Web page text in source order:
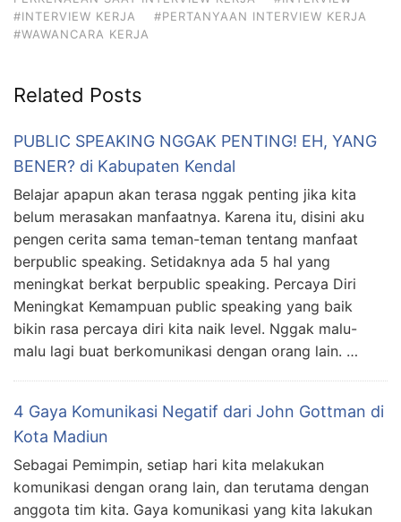
#INTERVIEW KERJA
#PERTANYAAN INTERVIEW KERJA
#WAWANCARA KERJA
Related Posts
PUBLIC SPEAKING NGGAK PENTING! EH, YANG
BENER? di Kabupaten Kendal
Belajar apapun akan terasa nggak penting jika kita
belum merasakan manfaatnya. Karena itu, disini aku
pengen cerita sama teman-teman tentang manfaat
berpublic speaking. Setidaknya ada 5 hal yang
meningkat berkat berpublic speaking. Percaya Diri
Meningkat Kemampuan public speaking yang baik
bikin rasa percaya diri kita naik level. Nggak malu-
malu lagi buat berkomunikasi dengan orang lain. …
4 Gaya Komunikasi Negatif dari John Gottman di
Kota Madiun
Sebagai Pemimpin, setiap hari kita melakukan
komunikasi dengan orang lain, dan terutama dengan
anggota tim kita. Gaya komunikasi yang kita lakukan